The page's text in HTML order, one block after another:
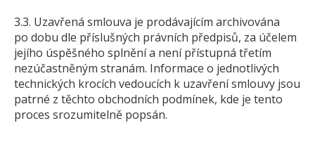
3.3. Uzavřená smlouva je prodávajícím archivována
po dobu dle příslušných právních předpisů, za účelem
jejího úspěšného splnění a není přístupná třetím
nezúčastněným stranám. Informace o jednotlivých
technických krocích vedoucích k uzavření smlouvy jsou
patrné z těchto obchodních podmínek, kde je tento
proces srozumitelně popsán.